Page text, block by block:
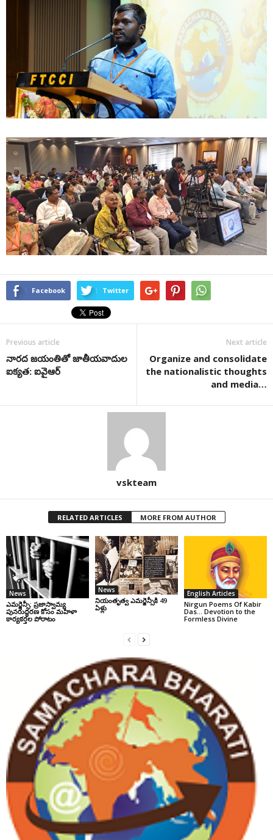
Facebook Twitter
Previous article
నారద జయంతితో జాతీయవాదుల
ఐక్యత: ఐవైఆర్
Next article
Organize and consolidate
the nationalistic thoughts
and media…
vskteam
RELATED ARTICLES MORE FROM AUTHOR
News
ఎమర్జెన్సీ: ప్రజాస్వామ్య
పునరుద్ధరణ కోసం మహిళా
కార్యకర్తల పోరాటం
News
నియంతృత్వ ఎమర్జెన్సీకి 49
ఏళ్లు
English Articles
Nirgun Poems Of Kabir
Das… Devotion to the
Formless Divine